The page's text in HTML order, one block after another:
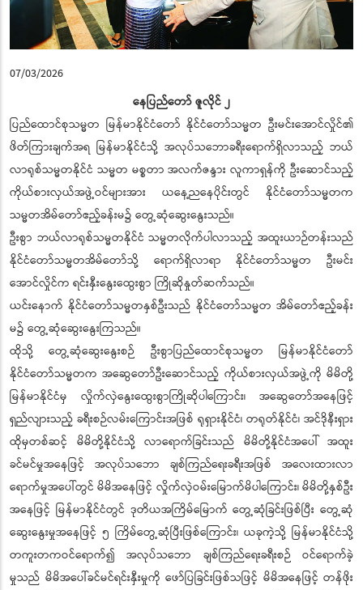
07/03/2026
နေပြည်တော် ဇူလိုင် ၂
ပြည်ထောင်စုသမ္မတ မြန်မာနိုင်ငံတော် နိုင်ငံတော်သမ္မတ ဦးမင်းအောင်လှိုင်၏
ဖိတ်ကြားချက်အရ မြန်မာနိုင်ငံသို့ အလုပ်သဘောခရီးရောက်ရှိလာသည့် ဘယ်
လာရုစ်သမ္မတနိုင်ငံ သမ္မတ မစ္စတာ အလက်ဇန္ဒား လူကာရှန်ကို ဦးဆောင်သည့်
ကိုယ်စားလှယ်အဖွဲ့ဝင်များအား ယနေ့ညနေပိုင်းတွင် နိုင်ငံတော်သမ္မတက
သမ္မတအိမ်တော်ဧည့်ခန်းမ၌ တွေ့ဆုံဆွေးနွေးသည်။
ဦးစွာ ဘယ်လာရုစ်သမ္မတနိုင်ငံ သမ္မတလိုက်ပါလာသည့် အထူးယာဉ်တန်းသည်
နိုင်ငံတော်သမ္မတအိမ်တော်သို့ ရောက်ရှိလာရာ နိုင်ငံတော်သမ္မတ ဦးမင်း
အောင်လှိုင်က ရင်းနှီးနွေးထွေးစွာ ကြိုဆိုနှုတ်ဆက်သည်။
ယင်းနောက် နိုင်ငံတော်သမ္မတနှစ်ဦးသည် နိုင်ငံတော်သမ္မတ အိမ်တော်ဧည့်ခန်း
မ၌ တွေ့ဆုံဆွေးနွေးကြသည်။
ထိုသို့ တွေ့ဆုံဆွေးနွေးစဉ် ဦးစွာပြည်ထောင်စုသမ္မတ မြန်မာနိုင်ငံတော်
နိုင်ငံတော်သမ္မတက အဆွေတော်ဦးဆောင်သည့် ကိုယ်စားလှယ်အဖွဲ့ကို မိမိတို့
မြန်မာနိုင်ငံမှ လှိုက်လှဲနွေးထွေးစွာကြိုဆိုပါကြောင်း၊ အဆွေတော်အနေဖြင့်
ရှည်လျားသည့် ခရီးစဉ်လမ်းကြောင်းအဖြစ် ရုရှားနိုင်ငံ၊ တရုတ်နိုင်ငံ၊ အင်ဒိုနီးရှား
ထိုမှတစ်ဆင့် မိမိတို့နိုင်ငံသို့ လာရောက်ခြင်းသည် မိမိတို့နိုင်ငံအပေါ် အထူး
ခင်မင်မှုအနေဖြင့် အလုပ်သဘော ချစ်ကြည်ရေးခရီးအဖြစ် အလေးထားလာ
ရောက်မှုအပေါ်တွင် မိမိအနေဖြင့် လှိုက်လှဲဝမ်းမြောက်မိပါကြောင်း၊ မိမိတို့နှစ်ဦး
အနေဖြင့် မြန်မာနိုင်ငံတွင် ဒုတိယအကြိမ်မြောက် တွေ့ဆုံခြင်းဖြစ်ပြီး တွေ့ဆုံ
ဆွေးနွေးမှုအနေဖြင့် ၅ ကြိမ်တွေ့ဆုံပြီးဖြစ်ကြောင်း၊ ယခုကဲ့သို့ မြန်မာနိုင်ငံသို့
တကူးတကဝင်ရောက်၍ အလုပ်သဘော ချစ်ကြည်ရေးခရီးစဉ် ဝင်ရောက်ခဲ့
မှုသည် မိမိအပေါ်ခင်မင်ရင်းနှီးမှုကို ဖော်ပြခြင်းဖြစ်သဖြင့် မိမိအနေဖြင့် တန်ဖိုး